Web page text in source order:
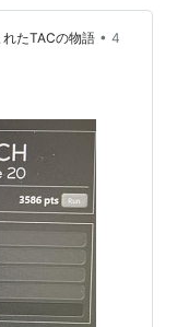
する (2) その為
回は(2)の…
たTACの物語 • 4